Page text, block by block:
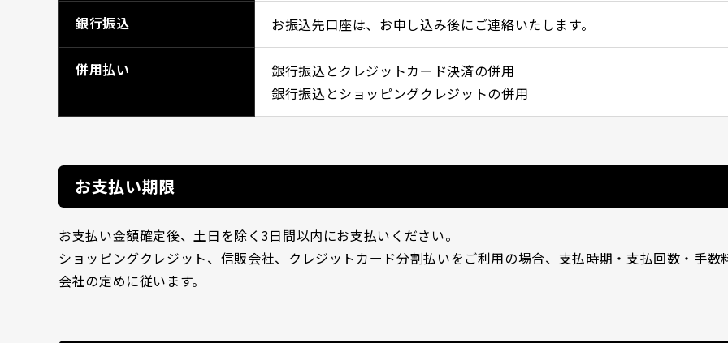
銀行振込 お振込先口座は、お申し込み後にご連絡いたします。
併用払い
銀行振込とクレジットカード決済の併用
銀行振込とショッピングクレジットの併用
お支払い期限
お支払い金額確定後、土日を除く3日間以内にお支払いください。
ショッピングクレジット、信販会社、クレジットカード分割払いをご利用の場合、支払時期・支払回数・手
会社の定めに従います。